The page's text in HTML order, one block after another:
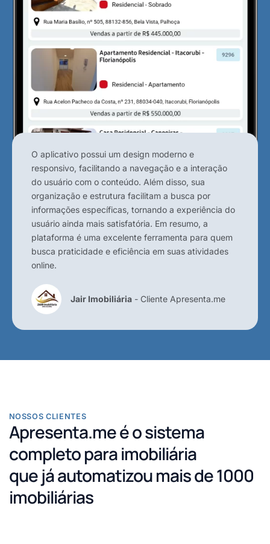
O aplicativo possui um design moderno e
responsivo, facilitando a navegação e a interação
do usuário com o conteúdo. Além disso, sua
organização e estrutura facilitam a busca por
informações específicas, tornando a experiência do
usuário ainda mais satisfatória. Em resumo, a
plataforma é uma excelente ferramenta para quem
busca praticidade e eficiência em suas atividades
online.
Jair Imobiliária - Cliente Apresenta.me
NOSSOS CLIENTES
Apresenta.me é o sistema
completo para imobiliária
que já automatizou mais de 1000
imobiliárias